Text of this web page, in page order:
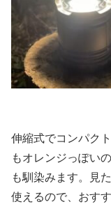
伸縮式でコンパク
もオレンジっぽい
も馴染みます。見
使えるので、おすす